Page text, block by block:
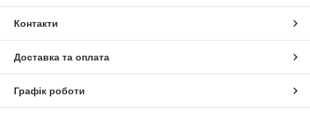
Контакти
Доставка та оплата
Графік роботи